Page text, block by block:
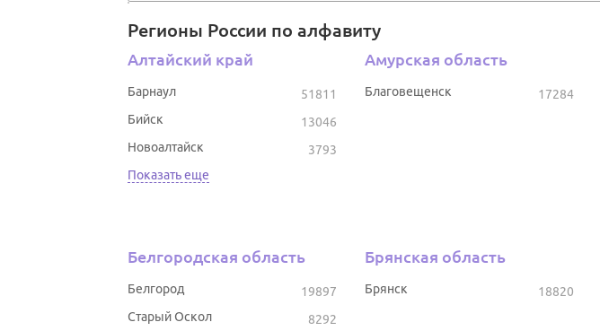
Регионы России по алфавиту
Алтайский край
51811
Барнаул
13046
Бийск
3793
Новоалтайск
Показать еще
Амурская область
17284
Благовещенск
Белгородская область
19897
Белгород
8292
Старый Оскол
Брянская область
18820
Брянск